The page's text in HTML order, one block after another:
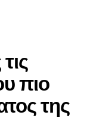
πιο
της